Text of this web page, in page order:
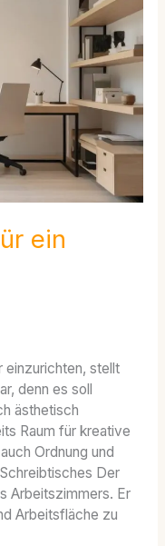
ein
einzurichten, stellt
denn es soll
ästhetisch
Raum für kreative
Ordnung und
Der
Arbeitszimmers. Er
Arbeitsfläche zu